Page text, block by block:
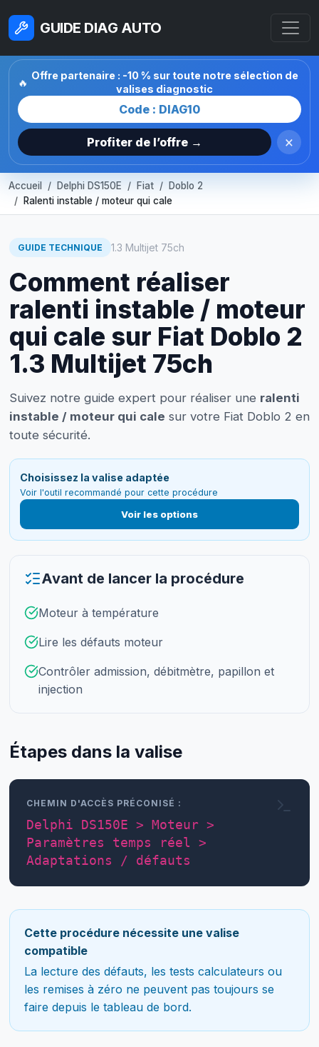
GUIDE DIAG AUTO
🔥
Offre partenaire : -10 % sur toute notre sélection de
valises diagnostic
Code : DIAG10
Profiter de l’offre → ×
Accueil Delphi DS150E Fiat
Doblo 2
Ralenti instable / moteur qui cale
GUIDE TECHNIQUE 1.3 Multijet 75ch
Comment réaliser
ralenti instable / moteur
qui cale sur Fiat Doblo 2
1.3 Multijet 75ch
Suivez notre guide expert pour réaliser une ralenti
instable / moteur qui cale sur votre Fiat Doblo 2 en
toute sécurité.
Choisissez la valise adaptée
Voir l'outil recommandé pour cette procédure
Voir les options
Avant de lancer la procédure
Moteur à température
Lire les défauts moteur
Contrôler admission, débitmètre, papillon et
injection
Étapes dans la valise
CHEMIN D'ACCÈS PRÉCONISÉ :
Delphi DS150E > Moteur >
Paramètres temps réel >
Adaptations / défauts
Cette procédure nécessite une valise
compatible
La lecture des défauts, les tests calculateurs ou
les remises à zéro ne peuvent pas toujours se
faire depuis le tableau de bord.